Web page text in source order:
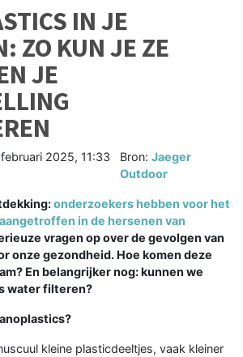
IN JE
ZO KUN JE ZE
JE
2025, 11:33
Bron:Jaeger
Outdoor
onderzoekers hebben voor het
in de hersenen van
vragen op over de gevolgen van
onze gezondheid. Hoe komen deze
En belangrijker nog: kunnen we
water filteren?
kleine plasticdeeltjes, vaak kleiner